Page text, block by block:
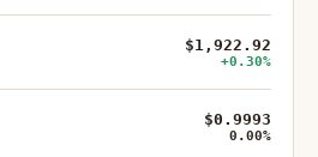
$1,922.92
+0.30%
$0.9993
0.00%